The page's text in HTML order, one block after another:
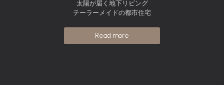
太陽が届く地下リビング
テーラーメイドの都市住宅
Read more